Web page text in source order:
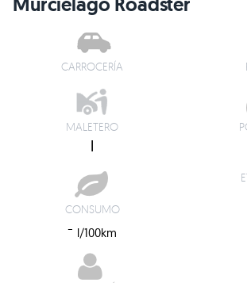
CARROCERÍA
MALETERO
l
CONSUMO
- l/100km